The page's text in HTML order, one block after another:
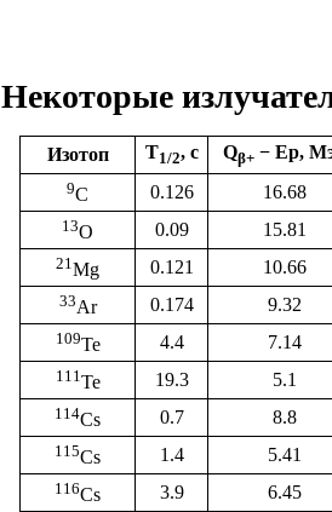
Некоторые
Изотоп T1/2, с Qβ+ − Ep,
9C 0.126 16.68
13O 0.09 15.81
21 Mg 0.121 10.66
33Ar 0.174 9.32
109Te 4.4 7.14
111 Te 19.3 5.1
114Cs 0.7 8.8
115Cs 1.4 5.41
116Cs 3.9 6.45